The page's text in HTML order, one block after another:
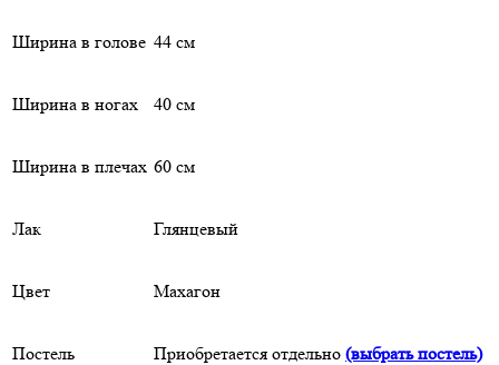
Ширина в голове 44 см
Ширина в ногах 40 см
Ширина в плечах 60 см
Лак Глянцевый
Цвет Махагон
Постель Приобретается отдельно (выбрать постель)